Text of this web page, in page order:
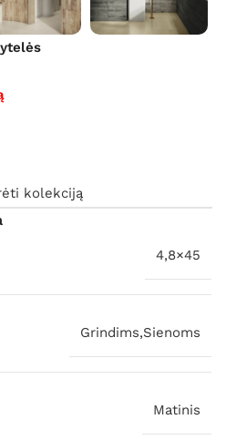
kolekciją
4,8×45
Grindims,Sienoms
Matinis